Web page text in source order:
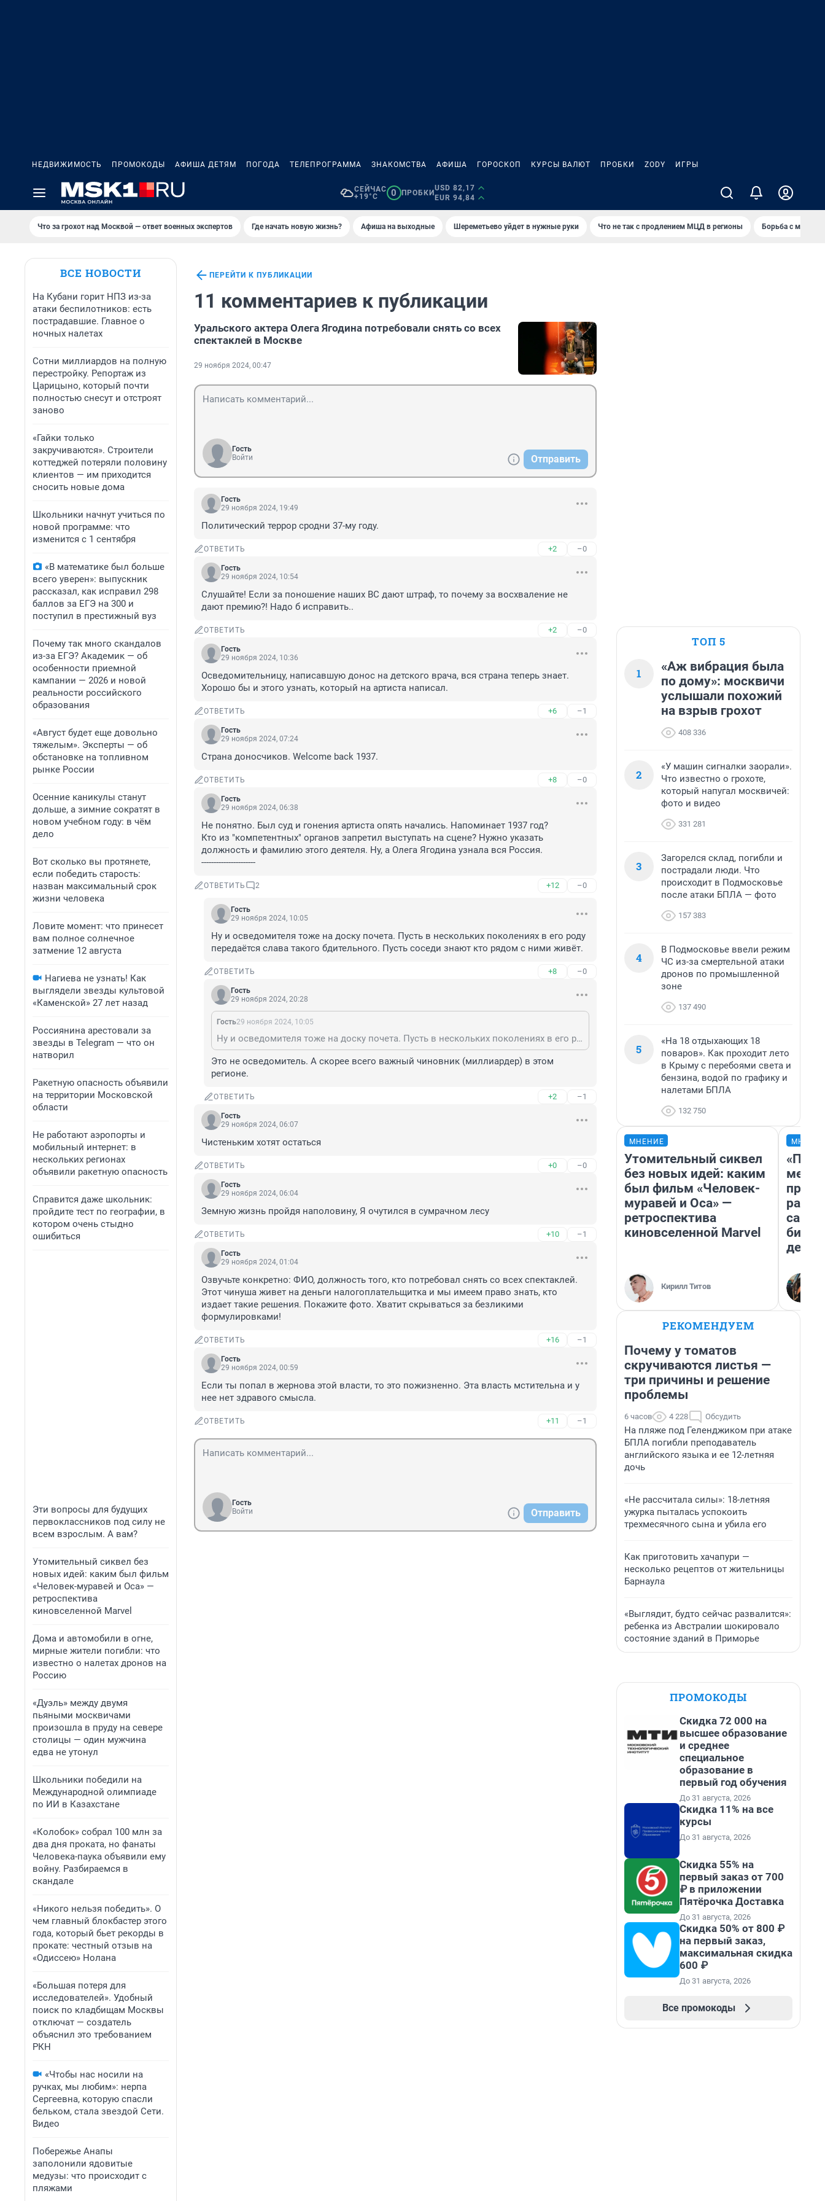
НЕДВИЖИМОСТЬ ПРОМОКОДЫ АФИША ДЕТЯМ ПОГОДА ТЕЛЕПРОГРАММА ЗНАКОМСТВА АФИША ГОРОСКОП КУРСЫ ВАЛЮТ ПРОБКИ ZODY ИГРЫ
СЕЙЧАС
+19°C
0 ПРОБКИ
USD 82,17
EUR 94,84
Что за грохот над Москвой — ответ военных экспертов Где начать новую жизнь? Афиша на выходные Шереметьево уйдет в нужные руки Что не так с продлением МЦД в регионы Борьба с мэрией
ВСЕ НОВОСТИ
На Кубани горит НПЗ из-за
атаки беспилотников: есть
пострадавшие. Главное о
ночных налетах
Сотни миллиардов на полную
перестройку. Репортаж из
Царицыно, который почти
полностью снесут и отстроят
заново
«Гайки только
закручиваются». Строители
коттеджей потеряли половину
клиентов — им приходится
сносить новые дома
Школьники начнут учиться по
новой программе: что
изменится с 1 сентября
«В математике был больше
всего уверен»: выпускник
рассказал, как исправил 298
баллов за ЕГЭ на 300 и
поступил в престижный вуз
Почему так много скандалов
из-за ЕГЭ? Академик — об
особенности приемной
кампании — 2026 и новой
реальности российского
образования
«Август будет еще довольно
тяжелым». Эксперты — об
обстановке на топливном
рынке России
Осенние каникулы станут
дольше, а зимние сократят в
новом учебном году: в чём
дело
Вот сколько вы протянете,
если победить старость:
назван максимальный срок
жизни человека
Ловите момент: что принесет
вам полное солнечное
затмение 12 августа
Нагиева не узнать! Как
выглядели звезды культовой
«Каменской» 27 лет назад
Россиянина арестовали за
звезды в Telegram — что он
натворил
Ракетную опасность объявили
на территории Московской
области
Не работают аэропорты и
мобильный интернет: в
нескольких регионах
объявили ракетную опасность
Справится даже школьник:
пройдите тест по географии, в
котором очень стыдно
ошибиться
Эти вопросы для будущих
первоклассников под силу не
всем взрослым. А вам?
Утомительный сиквел без
новых идей: каким был фильм
«Человек-муравей и Оса» —
ретроспектива
киновселенной Marvel
Дома и автомобили в огне,
мирные жители погибли: что
известно о налетах дронов на
Россию
«Дуэль» между двумя
пьяными москвичами
произошла в пруду на севере
столицы — один мужчина
едва не утонул
Школьники победили на
Международной олимпиаде
по ИИ в Казахстане
«Колобок» собрал 100 млн за
два дня проката, но фанаты
Человека-паука объявили ему
войну. Разбираемся в
скандале
«Никого нельзя победить». О
чем главный блокбастер этого
года, который бьет рекорды в
прокате: честный отзыв на
«Одиссею» Нолана
«Большая потеря для
исследователей». Удобный
поиск по кладбищам Москвы
отключат — создатель
объяснил это требованием
РКН
«Чтобы нас носили на
ручках, мы любим»: нерпа
Сергеевна, которую спасли
бельком, стала звездой Сети.
Видео
Побережье Анапы
заполонили ядовитые
медузы: что происходит с
пляжами
ПЕРЕЙТИ К ПУБЛИКАЦИИ
11 комментариев к публикации
Уральского актера Олега Ягодина потребовали снять со всех
спектаклей в Москве
29 ноября 2024, 00:47
Гость
Войти
Отправить
Гость
29 ноября 2024, 19:49
Политический террор сродни 37-му году.
ОТВЕТИТЬ +2 –0
Гость
29 ноября 2024, 10:54
Слушайте! Если за поношение наших ВС дают штраф, то почему за восхваление не
дают премию?! Надо б исправить..
ОТВЕТИТЬ +2 –0
Гость
29 ноября 2024, 10:36
Осведомительницу, написавшую донос на детского врача, вся страна теперь знает.
Хорошо бы и этого узнать, который на артиста написал.
ОТВЕТИТЬ +6 –1
Гость
29 ноября 2024, 07:24
Страна доносчиков. Welcome back 1937.
ОТВЕТИТЬ +8 –0
Гость
29 ноября 2024, 06:38
Не понятно. Был суд и гонения артиста опять начались. Напоминает 1937 год?
Кто из "компетентных" органов запретил выступать на сцене? Нужно указать
должность и фамилию этого деятеля. Ну, а Олега Ягодина узнала вся Россия.
----------------------
ОТВЕТИТЬ 2 +12 –0
Гость
29 ноября 2024, 10:05
Ну и осведомителя тоже на доску почета. Пусть в нескольких поколениях в его роду
передаётся слава такого бдительного. Пусть соседи знают кто рядом с ними живёт.
ОТВЕТИТЬ +8 –0
Гость
29 ноября 2024, 20:28
Гость29 ноября 2024, 10:05
Ну и осведомителя тоже на доску почета. Пусть в нескольких поколениях в его роду передаётся слава такого бдительного. Пусть соседи знают кто рядом с ними живёт.
Это не осведомитель. А скорее всего важный чиновник (миллиардер) в этом
регионе.
ОТВЕТИТЬ +2 –1
Гость
29 ноября 2024, 06:07
Чистеньким хотят остаться
ОТВЕТИТЬ +0 –0
Гость
29 ноября 2024, 06:04
Земную жизнь пройдя наполовину, Я очутился в сумрачном лесу
ОТВЕТИТЬ +10 –1
Гость
29 ноября 2024, 01:04
Озвучьте конкретно: ФИО, должность того, кто потребовал снять со всех спектаклей.
Этот чинуша живет на деньги налогоплательщитка и мы имеем право знать, кто
издает такие решения. Покажите фото. Хватит скрываться за безликими
формулировками!
ОТВЕТИТЬ +16 –1
Гость
29 ноября 2024, 00:59
Если ты попал в жернова этой власти, то это пожизненно. Эта власть мстительна и у
нее нет здравого смысла.
ОТВЕТИТЬ +11 –1
Гость
Войти
Отправить
ТОП 5
1
«Аж вибрация была
по дому»: москвичи
услышали похожий
на взрыв грохот
408 336
2
«У машин сигналки заорали».
Что известно о грохоте,
который напугал москвичей:
фото и видео
331 281
3
Загорелся склад, погибли и
пострадали люди. Что
происходит в Подмосковье
после атаки БПЛА — фото
157 383
4
В Подмосковье ввели режим
ЧС из-за смертельной атаки
дронов по промышленной
зоне
137 490
5
«На 18 отдыхающих 18
поваров». Как проходит лето
в Крыму с перебоями света и
бензина, водой по графику и
налетами БПЛА
132 750
МНЕНИЕ
Утомительный сиквел
без новых идей: каким
был фильм «Человек-
муравей и Оса» —
ретроспектива
киновселенной Marvel
Кирилл Титов
РЕКОМЕНДУЕМ
Почему у томатов
скручиваются листья —
три причины и решение
проблемы
6 часов 4 228 Обсудить
На пляже под Геленджиком при атаке
БПЛА погибли преподаватель
английского языка и ее 12-летняя
дочь
«Не рассчитала силы»: 18-летняя
ужурка пыталась успокоить
трехмесячного сына и убила его
Как приготовить хачапури —
несколько рецептов от жительницы
Барнаула
«Выглядит, будто сейчас развалится»:
ребенка из Австралии шокировало
состояние зданий в Приморье
ПРОМОКОДЫ
Скидка 72 000 на
высшее образование
и среднее
специальное
образование в
первый год обучения
До 31 августа, 2026
Скидка 11% на все
курсы
До 31 августа, 2026
Скидка 55% на
первый заказ от 700
₽ в приложении
Пятёрочка Доставка
До 31 августа, 2026
Скидка 50% от 800 ₽
на первый заказ,
максимальная скидка
600 ₽
До 31 августа, 2026
Все промокоды